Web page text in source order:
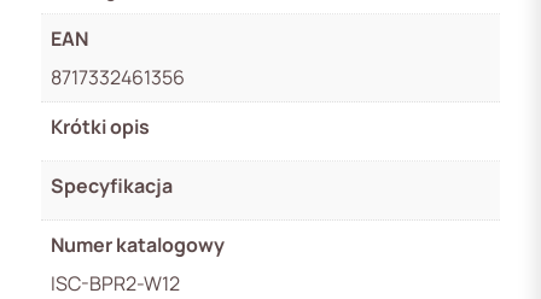
EAN
8717332461356
Krótki opis
Specyfikacja
Numer katalogowy
ISC-BPR2-W12